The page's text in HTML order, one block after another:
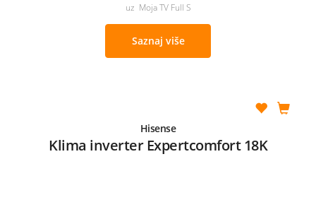
uz Moja TV Full S
Saznaj više
Hisense
Klima inverter Expertcomfort 18K